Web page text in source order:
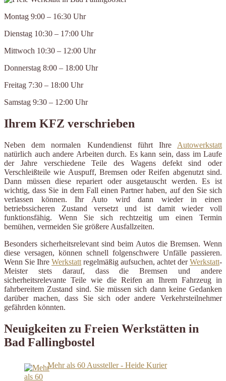
Montag 9:00 – 16:30 Uhr
Dienstag 10:30 – 17:00 Uhr
Mittwoch 10:30 – 12:00 Uhr
Donnerstag 8:00 – 18:00 Uhr
Freitag 7:30 – 18:00 Uhr
Samstag 9:30 – 12:00 Uhr
Ihrem KFZ verschrieben
Neben dem normalen Kundendienst führt Ihre Autowerkstatt
natürlich auch andere Arbeiten durch. Es kann sein, dass im Laufe
der Jahre verschiedene Teile des Wagens defekt sind oder
Verschleißteile wie Auspuff, Bremsen oder Reifen abgenutzt sind.
Dann müssen diese repariert oder ausgetauscht werden. Es ist
wichtig, dass Sie in dem Fall einen Partner haben, auf den Sie sich
verlassen können. Ihr Auto wird dann wieder in einen
betriebssicheren Zustand versetzt und ist damit wieder voll
funktionsfähig. Wenn Sie sich rechtzeitig um einen Termin
bemühen, vermeiden Sie größere Ausfallzeiten.
Besonders sicherheitsrelevant sind beim Autos die Bremsen. Wenn
diese versagen, können schnell folgenschwere Unfälle passieren.
Wenn Sie Ihre Werkstatt regelmäßig aufsuchen, achtet derWerkstatt-
Meister stets darauf, dass die Bremsen und andere
sicherheitsrelevante Teile wie die Reifen an Ihrem Fahrzeug in
fahrbereitem Zustand sind. Sie müssen sich dann keine Gedanken
darüber machen, dass Sie sich oder andere Verkehrsteilnehmer
gefährden könnten.
Neuigkeiten zu Freien Werkstätten in
Bad Fallingbostel
Mehr als 60 Aussteller - Heide Kurier